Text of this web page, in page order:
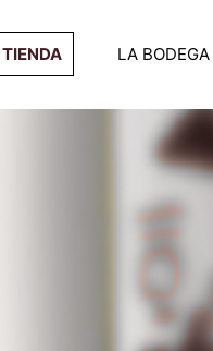
TIENDA LA BODEGA